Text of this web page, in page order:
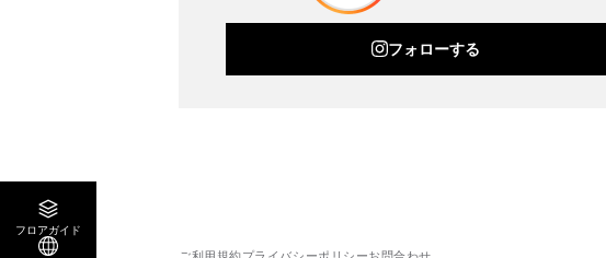
フロアガイド
フォローする